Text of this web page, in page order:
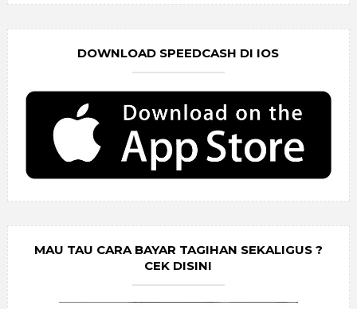
DOWNLOAD SPEEDCASH DI IOS
MAU TAU CARA BAYAR TAGIHAN SEKALIGUS ?
CEK DISINI